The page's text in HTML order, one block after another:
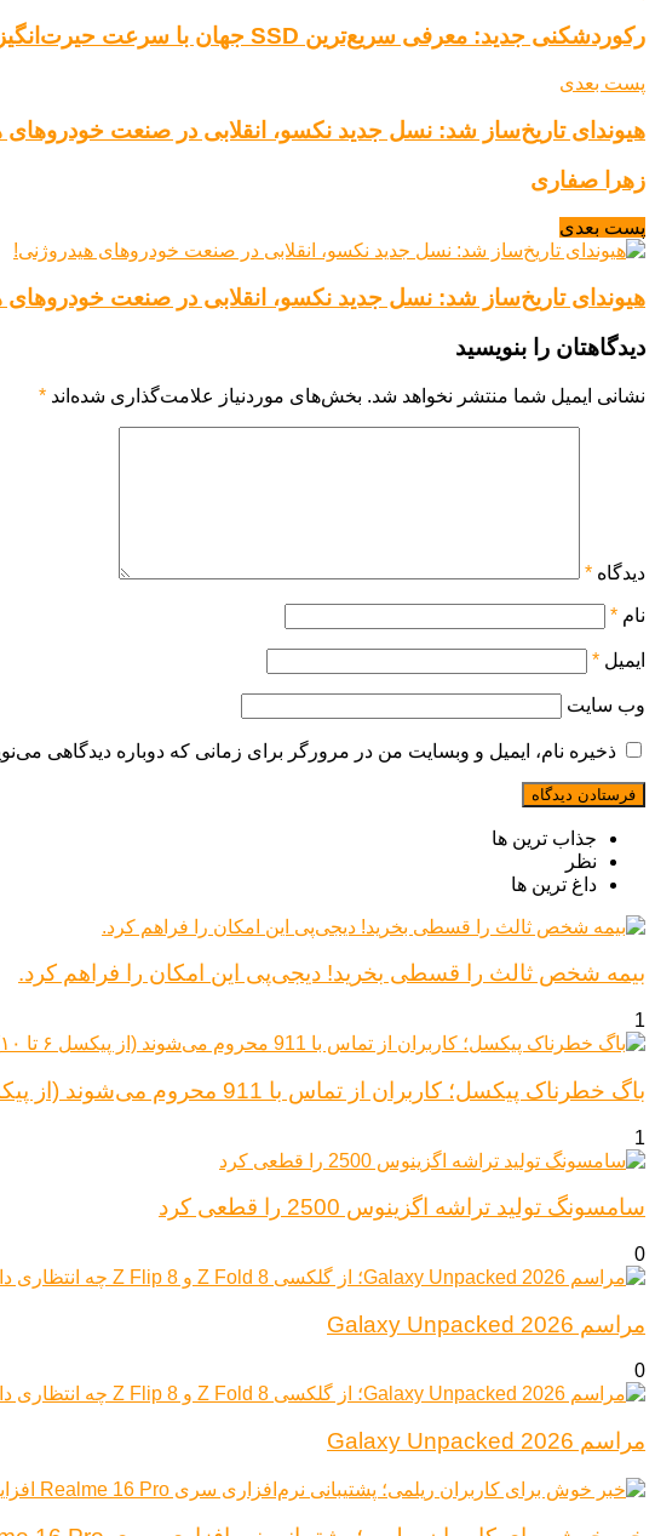
رکوردشکنی جدید: معرفی سریع‌ترین SSD جهان با سرعت حیرت‌انگیز 14.9 گیگابایت بر ثانیه!
پست بعدی
هیوندای تاریخ‌ساز شد: نسل جدید نکسو، انقلابی در صنعت خودروهای
زهرا صفاری
پست بعدی
هیوندای تاریخ‌ساز شد: نسل جدید نکسو، انقلابی در صنعت خودروهای
دیدگاهتان را بنویسید
نشانی ایمیل شما منتشر نخواهد شد. بخش‌های موردنیاز علامت‌گذاری شده‌اند *
دیدگاه *
نام *
ایمیل *
وب‌ سایت
ذخیره نام، ایمیل و وبسایت من در مرورگر برای زمانی که دوباره دیدگاهی
جذاب ترین ها
نظر
داغ ترین ها
بیمه شخص ثالث را قسطی بخرید! دیجی‌پی این امکان را فراهم کرد.
1
باگ خطرناک پیکسل؛ کاربران از تماس با 911 محروم می‌شوند (از پیکسل ۶ تا ۱۰)
1
سامسونگ تولید تراشه اگزینوس 2500 را قطعی کرد
0
مراسم Galaxy Unpacked 2026
0
مراسم Galaxy Unpacked 2026